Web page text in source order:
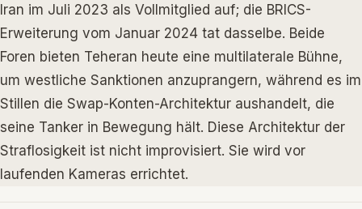
Iran im Juli 2023 als Vollmitglied auf; die BRICS-
Erweiterung vom Januar 2024 tat dasselbe. Beide
Foren bieten Teheran heute eine multilaterale Bühne,
um westliche Sanktionen anzuprangern, während es im
Stillen die Swap-Konten-Architektur aushandelt, die
seine Tanker in Bewegung hält. Diese Architektur der
Straflosigkeit ist nicht improvisiert. Sie wird vor
laufenden Kameras errichtet.